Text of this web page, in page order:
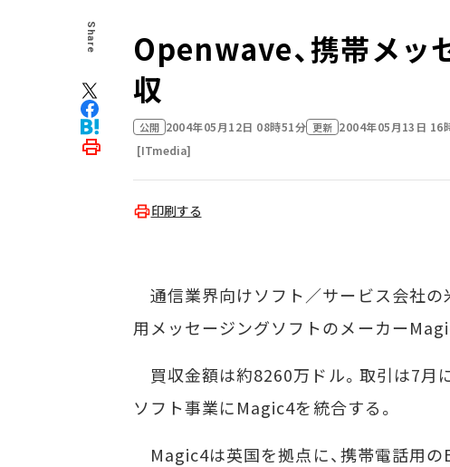
Share
Openwave、携帯メッ
収
公開 2004年05月12日 08時51分 更新 2004年05月13日 16
[ITmedia]
印刷する
通信業界向けソフト／サービス会社
用メッセージングソフトのメーカー
買収金額は約8260万ドル。取引は7月
ソフト事業にMagic4を統合する。
Magic4は英国を拠点に、携帯電話用